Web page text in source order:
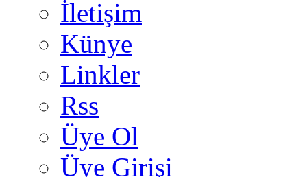
İletişim
Künye
Linkler
Rss
Üye Ol
Üye Girişi